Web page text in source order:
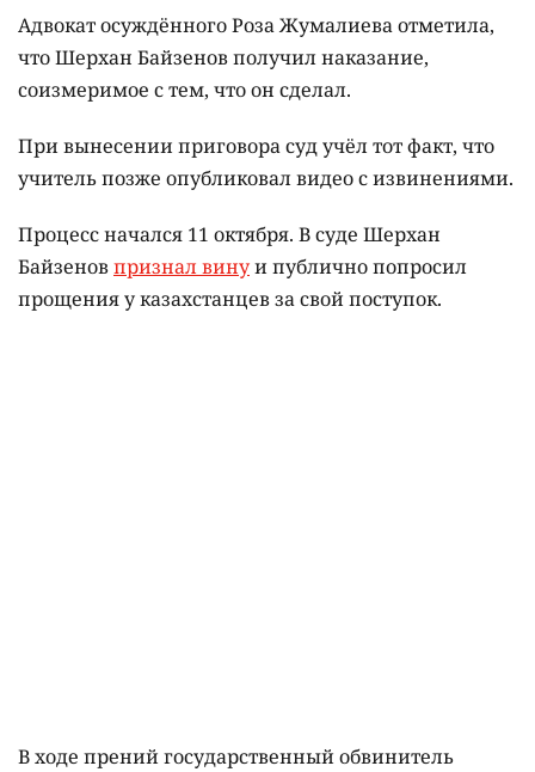
Адвокат осуждённого Роза Жумалиева отметила,
что Шерхан Байзенов получил наказание,
соизмеримое с тем, что он сделал.
При вынесении приговора суд учёл тот факт, что
учитель позже опубликовал видео с извинениями.
Процесс начался 11 октября. В суде Шерхан
Байзеновпризнал винуи публично попросил
прощения у казахстанцев за свой поступок.
В ходе прений государственный обвинитель